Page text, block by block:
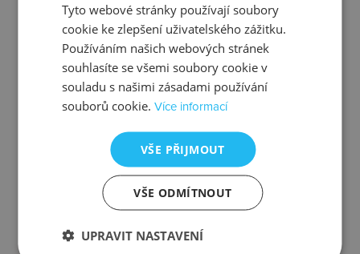
Zjistit více Zjistit více
Kontrola
Zjistit více
Výměna
Zjistit více
Tyto webové stránky používají soubory
cookie ke zlepšení uživatelského zážitku.
Používáním našich webových stránek
souhlasíte se všemi soubory cookie v
souladu s našimi zásadami používání
souborů cookie.Více informací
VŠE PŘIJMOUT
VŠE ODMÍTNOUT
UPRAVIT NASTAVENÍ